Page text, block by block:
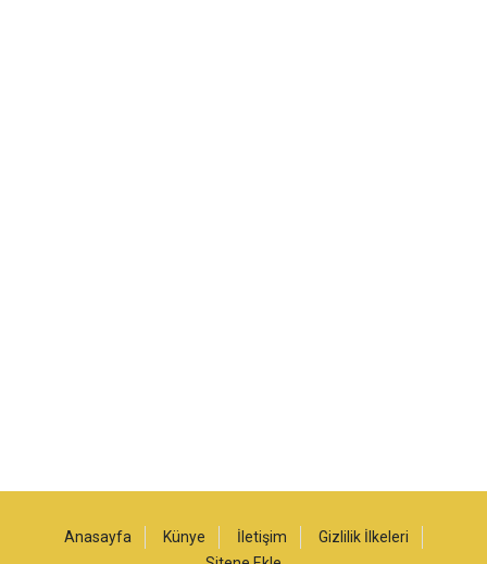
Anasayfa Künye İletişim
Gizlilik İlkeleri